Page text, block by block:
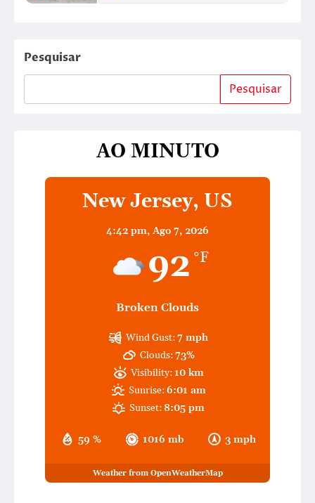
Pesquisar
Pesquisar
AO MINUTO
New Jersey, US
4:42 pm, Ago 7, 2026
92 °F
Broken Clouds
59 % 1016 mb 3 mph
Wind Gust:7 mph
Clouds:73%
Visibility: 10 km
Sunrise:6:01 am
Sunset:8:05 pm
Weather from OpenWeatherMap